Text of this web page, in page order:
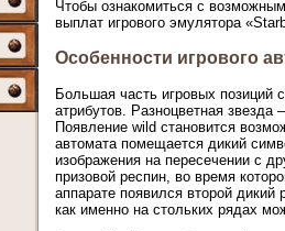
Чтобы ознакомиться с
выплат игрового эмулятора
Особенности игрового
Большая часть игровых позиций
атрибутов. Разноцветная
Появление wild становится
автомата помещается дикий
изображения на пересечении с
призовой респин, во время
аппарате появился второй
как именно на стольких рядах